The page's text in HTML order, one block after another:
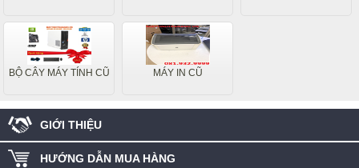
BỘ CÂY MÁY TÍNH CŨ MÁY IN CŨ
GIỚI THIỆU
HƯỚNG DẪN MUA HÀNG